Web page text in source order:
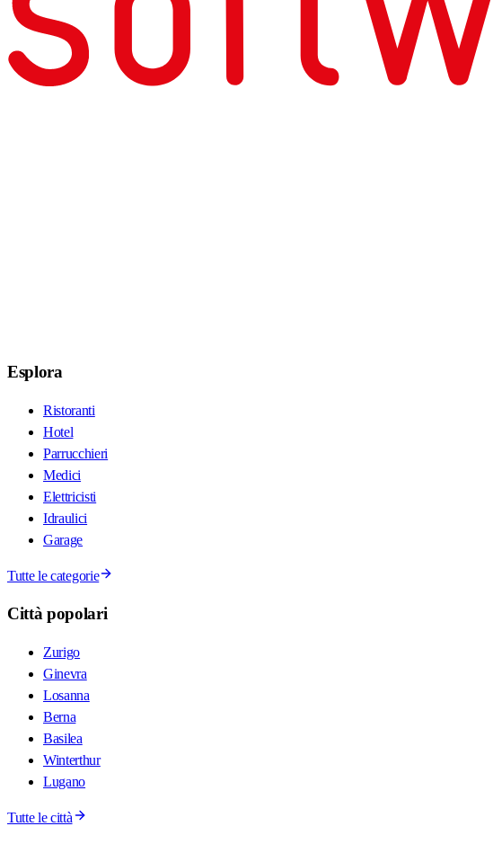
Esplora
Ristoranti
Hotel
Parrucchieri
Medici
Elettricisti
Idraulici
Garage
Tutte le categorie
Città popolari
Zurigo
Ginevra
Losanna
Berna
Basilea
Winterthur
Lugano
Tutte le città